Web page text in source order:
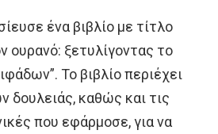
ένα βιβλίο με τίτλο
ουρανό: ξετυλίγοντας το
Το βιβλίο περιέχει
δουλειάς, καθώς και τις
που εφάρμοσε, για να